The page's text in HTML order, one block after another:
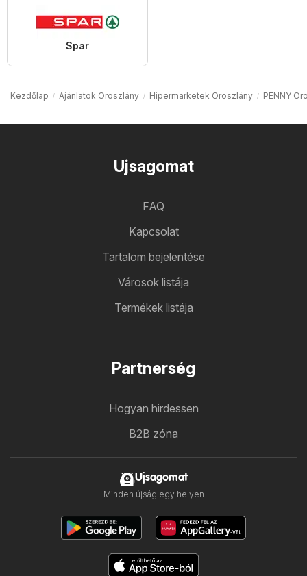
Spar
Kezdőlap Ajánlatok Oroszlány Hipermarketek Oroszlány PENNY
Ujsagomat
FAQ
Kapcsolat
Tartalom bejelentése
Városok listája
Termékek listája
Partnerség
Hogyan hirdessen
B2B zóna
Ujsagomat
Minden újság egy helyen